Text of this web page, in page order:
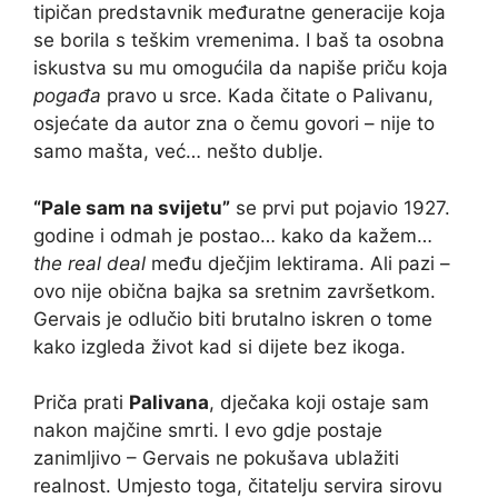
tipičan predstavnik međuratne generacije koja
se borila s teškim vremenima. I baš ta osobna
iskustva su mu omogućila da napiše priču koja
pogađa pravo u srce. Kada čitate o Palivanu,
osjećate da autor zna o čemu govori – nije to
samo mašta, već… nešto dublje.
“Pale sam na svijetu” se prvi put pojavio 1927.
godine i odmah je postao… kako da kažem…
the real deal među dječjim lektirama. Ali pazi –
ovo nije obična bajka sa sretnim završetkom.
Gervais je odlučio biti brutalno iskren o tome
kako izgleda život kad si dijete bez ikoga.
Priča prati Palivana, dječaka koji ostaje sam
nakon majčine smrti. I evo gdje postaje
zanimljivo – Gervais ne pokušava ublažiti
realnost. Umjesto toga, čitatelju servira sirovu